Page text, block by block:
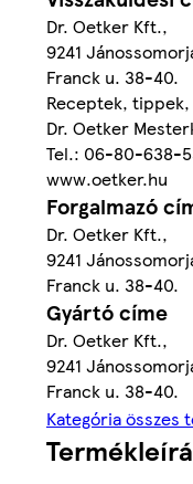
Dr. Oetker Kft.,
9241
Franck u. 38-40.
Receptek,
Dr. Oetker
Tel.: 06-80-638-
www.oetker.hu
Forgalmazó
Dr. Oetker Kft.,
9241
Franck u. 38-40.
Gyártó címe
Dr. Oetker Kft.,
9241
Franck u. 38-40.
Kategória összes